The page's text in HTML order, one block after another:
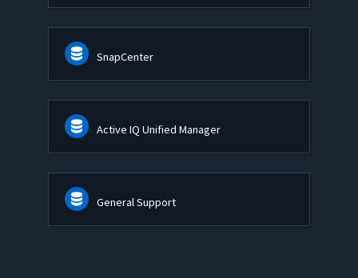
SnapCenter
Active IQ Unified Manager
General Support